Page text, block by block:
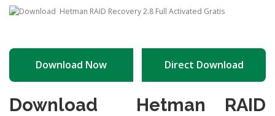
Download Now Direct Download
Download Hetman RAID